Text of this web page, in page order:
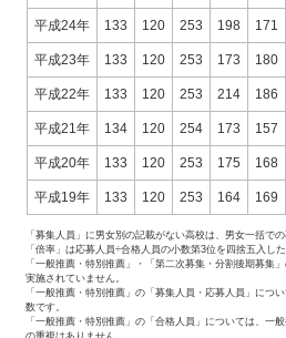
平成24年 133 120 253 198 171
平成23年 133 120 253 173 180
平成22年 133 120 253 214 186
平成21年 134 120 254 173 157
平成20年 133 120 253 175 168
平成19年 133 120 253 164 169
「募集人員」に男女別の記載がない高校は、男女一括での
「倍率」は応募人員÷合格人員の小数第3位を四捨五入した
「一般推薦・特別推薦」・「第二次募集・分割後期募集
実施されていません。
「一般推薦・特別推薦」の「募集人員・応募人員」につ
数です。
「一般推薦・特別推薦」の「合格人員」については、一
の重複はありません。